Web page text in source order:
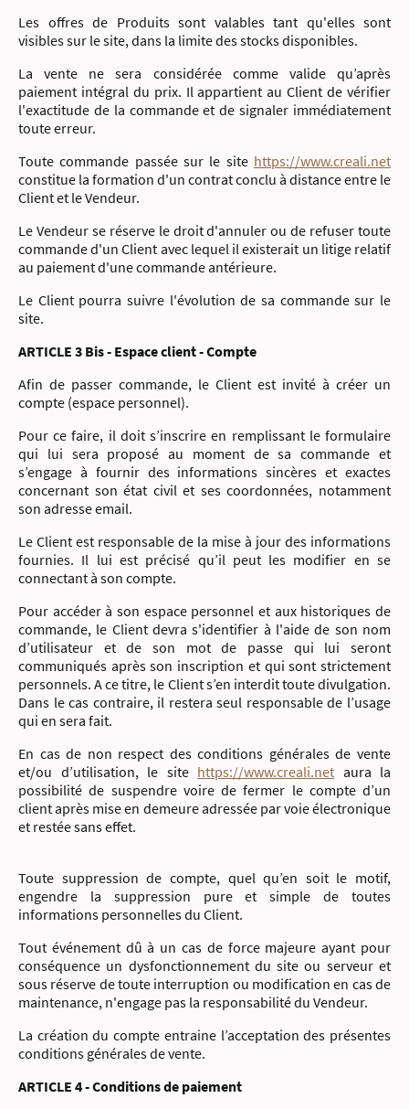
Les offres de Produits sont valables tant qu'elles sont
visibles sur le site, dans la limite des stocks disponibles.
La vente ne sera considérée comme valide qu’après
paiement intégral du prix. Il appartient au Client de vérifier
l'exactitude de la commande et de signaler immédiatement
toute erreur.
Toute commande passée sur le site https://www.creali.net
constitue la formation d'un contrat conclu à distance entre le
Client et le Vendeur.
Le Vendeur se réserve le droit d'annuler ou de refuser toute
commande d'un Client avec lequel il existerait un litige relatif
au paiement d'une commande antérieure.
Le Client pourra suivre l'évolution de sa commande sur le
site.
ARTICLE 3 Bis - Espace client - Compte
Afin de passer commande, le Client est invité à créer un
compte (espace personnel).
Pour ce faire, il doit s’inscrire en remplissant le formulaire
qui lui sera proposé au moment de sa commande et
s’engage à fournir des informations sincères et exactes
concernant son état civil et ses coordonnées, notamment
son adresse email.
Le Client est responsable de la mise à jour des informations
fournies. Il lui est précisé qu’il peut les modifier en se
connectant à son compte.
Pour accéder à son espace personnel et aux historiques de
commande, le Client devra s'identifier à l'aide de son nom
d’utilisateur et de son mot de passe qui lui seront
communiqués après son inscription et qui sont strictement
personnels. A ce titre, le Client s’en interdit toute divulgation.
Dans le cas contraire, il restera seul responsable de l’usage
qui en sera fait.
En cas de non respect des conditions générales de vente
et/ou d’utilisation, le site https://www.creali.net aura la
possibilité de suspendre voire de fermer le compte d’un
client après mise en demeure adressée par voie électronique
et restée sans effet.
Toute suppression de compte, quel qu’en soit le motif,
engendre la suppression pure et simple de toutes
informations personnelles du Client.
Tout événement dû à un cas de force majeure ayant pour
conséquence un dysfonctionnement du site ou serveur et
sous réserve de toute interruption ou modification en cas de
maintenance, n'engage pas la responsabilité du Vendeur.
La création du compte entraine l’acceptation des présentes
conditions générales de vente.
ARTICLE 4 - Conditions de paiement